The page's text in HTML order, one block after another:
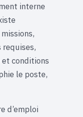
interne
requises,
et conditions
le poste,
d’emploi